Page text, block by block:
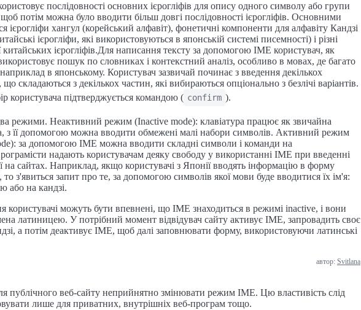
послідовності основних ієрогліфів для опису одного символу або групи
потім можна було вводити більш довгі послідовності ієрогліфів. Основними
ієрогліфи хангул (корейський алфавіт), фонетичні компоненти для алфавіту Кандзі
ієрогліфи, які використовуються в японській системі писемності) і різні
китайських ієрогліфів.Для написання тексту за допомогою IME користувач, як
пошук по словниках і контекстний аналіз, особливо в мовах, де багато
в японському. Користувач зазвичай починає з введення декількох
що складаються з декількох частин, які вибираються опціонально з безлічі варіантів.
користувача підтверджується командою ( confirm ).
режими. Неактивний режим (Inactive mode): клавіатура працює як звичайна
з її допомогою можна вводити обмежені малі набори символів. Активний режим
за допомогою IME можна вводити складні символи і команди на
надають користувачам деяку свободу у використанні IME при введенні
на сайтах. Наприклад, якщо користувачі з Японії вводять інформацію в форму
то з'явиться запит про те, за допомогою символів якої мови буде вводитися їх ім'я:
або на кандзі.
користувачі можуть бути впевнені, що IME знаходиться в режимі inactive, і вони
латиницею. У потрібний момент відвідувач сайту активує IME, запровадить своє
а потім деактивує IME, щоб далі заповнювати форму, використовуючи латинські
автор: Svitlana
публічного веб-сайту неприйнятно змінювати режим IME. Цю властивість слід
лише для приватних, внутрішніх веб-програм тощо.